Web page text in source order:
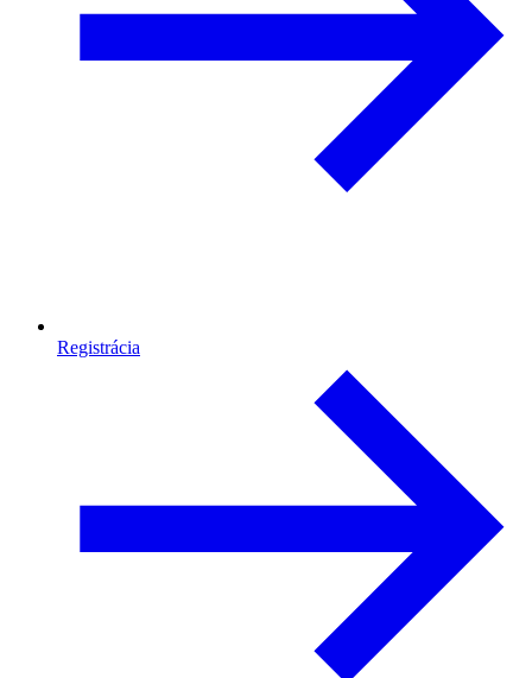
Registrácia